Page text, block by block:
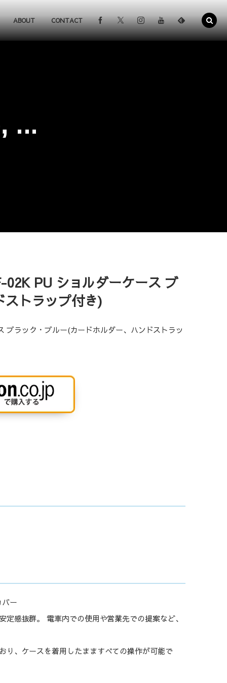
ABOUT CONTACT
...
PU ショルダーケース ブ
ストラップ付き)
ー
感抜群。 電車内での使用や営業先での提案など、
り、ケースを着用したまますべての操作が可能で